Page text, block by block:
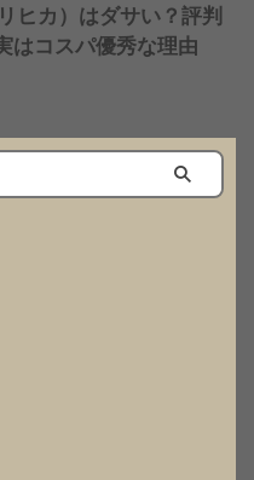
ヒカ）はダサい？評判
はコスパ優秀な理由